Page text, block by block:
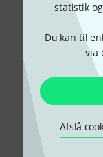
statistik
Du kan til
via
Afslå